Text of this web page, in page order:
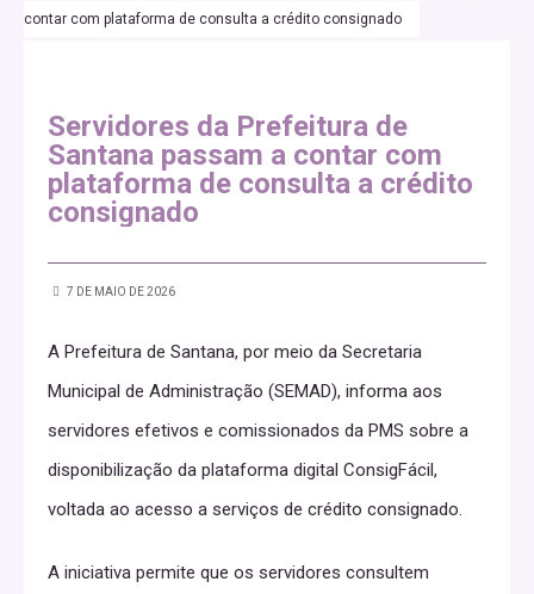
contar com plataforma de consulta a crédito consignado
Servidores da Prefeitura de
Santana passam a contar com
plataforma de consulta a crédito
consignado
7 DE MAIO DE 2026
A Prefeitura de Santana, por meio da Secretaria
Municipal de Administração (SEMAD), informa aos
servidores efetivos e comissionados da PMS sobre a
disponibilização da plataforma digital ConsigFácil,
voltada ao acesso a serviços de crédito consignado.
A iniciativa permite que os servidores consultem